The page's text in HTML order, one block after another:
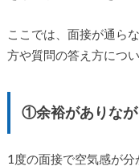
ここでは、面接が通ら
方や質問の答え方につ
①余裕がありな
1度の面接で空気感が